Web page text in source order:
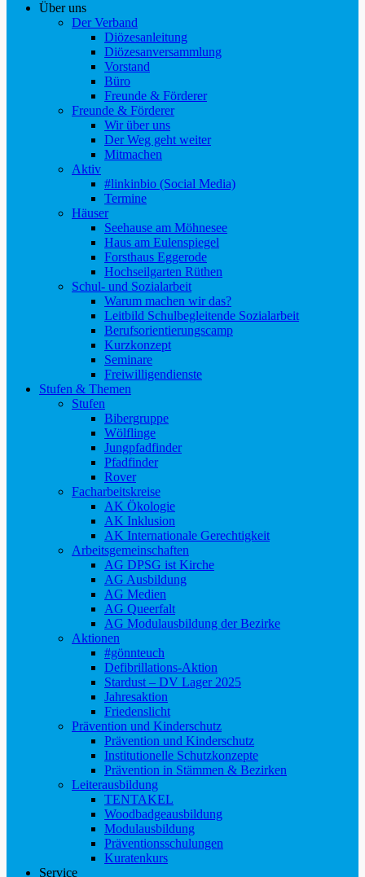
Über uns
Der Verband
Diözesanleitung
Diözesanversammlung
Vorstand
Büro
Freunde & Förderer
Freunde & Förderer
Wir über uns
Der Weg geht weiter
Mitmachen
Aktiv
#linkinbio (Social Media)
Termine
Häuser
Seehause am Möhnesee
Haus am Eulenspiegel
Forsthaus Eggerode
Hochseilgarten Rüthen
Schul- und Sozialarbeit
Warum machen wir das?
Leitbild Schulbegleitende Sozialarbeit
Berufsorientierungscamp
Kurzkonzept
Seminare
Freiwilligendienste
Stufen & Themen
Stufen
Bibergruppe
Wölflinge
Jungpfadfinder
Pfadfinder
Rover
Facharbeitskreise
AK Ökologie
AK Inklusion
AK Internationale Gerechtigkeit
Arbeitsgemeinschaften
AG DPSG ist Kirche
AG Ausbildung
AG Medien
AG Queerfalt
AG Modulausbildung der Bezirke
Aktionen
#gönnteuch
Defibrillations-Aktion
Stardust – DV Lager 2025
Jahresaktion
Friedenslicht
Prävention und Kinderschutz
Prävention und Kinderschutz
Institutionelle Schutzkonzepte
Prävention in Stämmen & Bezirken
Leiterausbildung
TENTAKEL
Woodbadgeausbildung
Modulausbildung
Präventionsschulungen
Kuratenkurs
Service